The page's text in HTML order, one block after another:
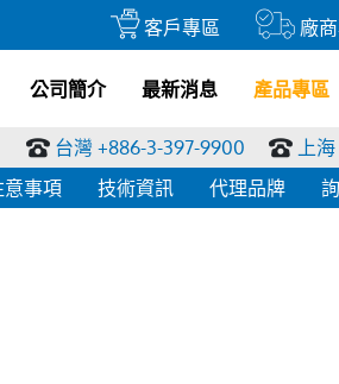
客戶專區 廠
公司簡介 最新消息 產品專區
台灣 +886-3-397-9900 上
事項
技術資訊 代理品牌